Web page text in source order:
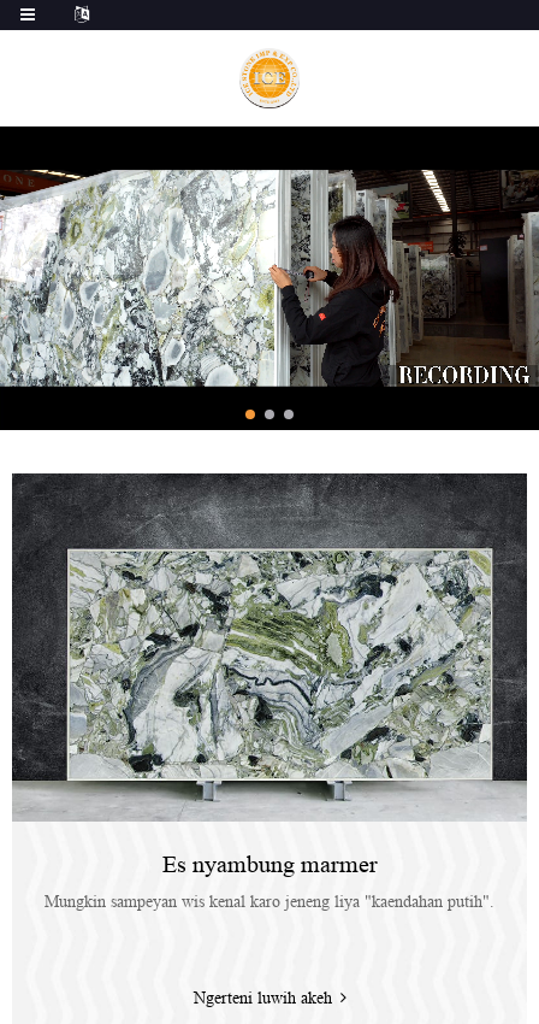
Es nyambung marmer
Mungkin sampeyan wis kenal karo jeneng liya "kaendahan putih".
Ngerteni luwih akeh